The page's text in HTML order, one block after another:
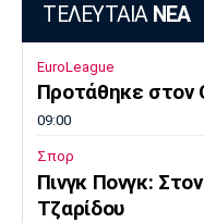
ΤΕΛΕΥΤΑΙΑ ΝΕΑ
EuroLeague
Προτάθηκε στον
09:00
Σπορ
Πινγκ Πονγκ:
Τζαρίδου